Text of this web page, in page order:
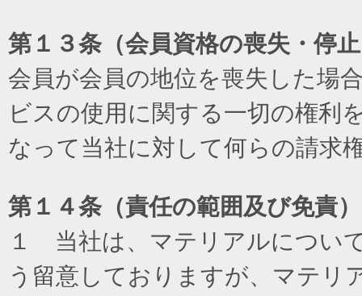
第１３条（会員資格の喪失・停
会員が会員の地位を喪失した場
ビスの使用に関する一切の権利
なって当社に対して何らの請求
第１４条（責任の範囲及び免責）
１ 当社は、マテリアルについ
う留意しておりますが、マテリ